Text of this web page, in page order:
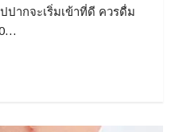
ปากจะเริ่มเข้าที่ดี ควรดื่ม